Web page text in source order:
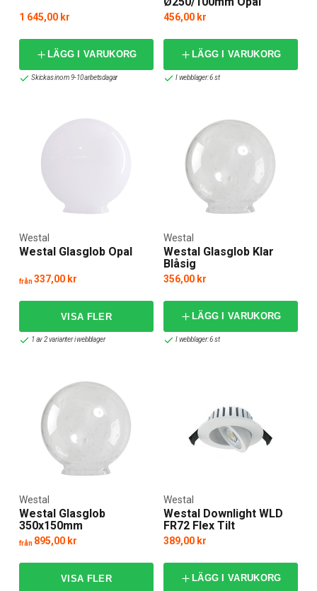
energieffektiv armatur för företagsfastigheten – här hittar
handel, och vår kundtjänst hjälper dig gärna hitta rätt produkt
för ditt projekt.
både vad gäller funktion och utseende. Upptäck hur
traditionellt hantverk, hållbar produktion och tidlös design kan
eller uteplats ett lyft med svenskproducerad kvalitet från
Westal – tillgängligt direkt hos Elbutik.se.
1 645,00 kr
LÄGG I VARUKORG
Skickas inom 9-10 arbetsdagar
456,00 kr
LÄGG I VARUKORG
I webblager: 6 st
Westal Glasglob Opal
Westal
från337,00 kr
1 av 2 varianter i webblager
Westal Glasglob Klar
Blåsig
Westal
356,00 kr
LÄGG I VARUKORG
I webblager: 6 st
Westal Glasglob
350x150mm
Westal
från 895,00 kr
Westal Downlight WLD
FR72 Flex Tilt
Westal
389,00 kr
LÄGG I VARUKORG